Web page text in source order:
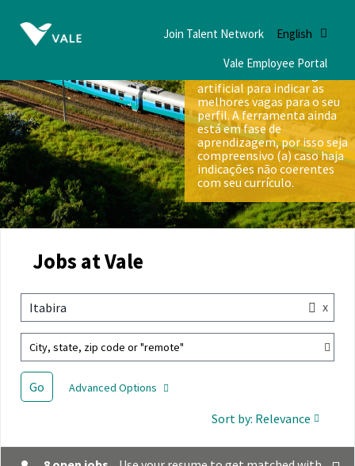
English
Join Talent Network
Vale Employee Portal
Nós utilizamos inteligência
artificial para indicar as
melhores vagas para o seu
perfil. A ferramenta ainda
está em fase de
aprendizagem, por isso seja
compreensivo (a) caso haja
indicações não coerentes
com seu currículo.
Jobs at Vale
Itabira x
City, state, zip code or "remote"
Go Advanced Options
Sort by: Relevance